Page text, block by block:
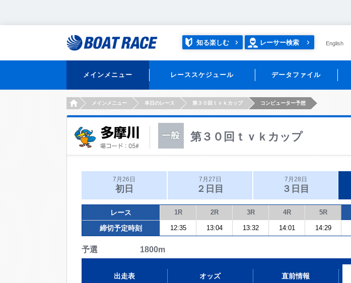
知る楽しむ レーサー検索 English
メインメニュー レーススケジュール データファイル
HOMEメインメニュー 本日のレース 第３０回ｔｖｋカップ コンピューター予想
第３０回ｔｖｋカップ
7月26日
初日
7月27日
２日目
7月28日
３日目
レース 1R 2R 3R 4R 5R
締切予定時刻 12:35 13:04 13:32 14:01 14:29
予選 1800m
出走表 オッズ 直前情報